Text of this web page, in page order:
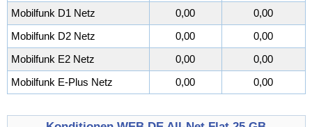
Mobilfunk D1 Netz
0,00
0,00
Mobilfunk D2 Netz
0,00
0,00
Mobilfunk E2 Netz
0,00
0,00
Mobilfunk E-Plus Netz
0,00 0,00